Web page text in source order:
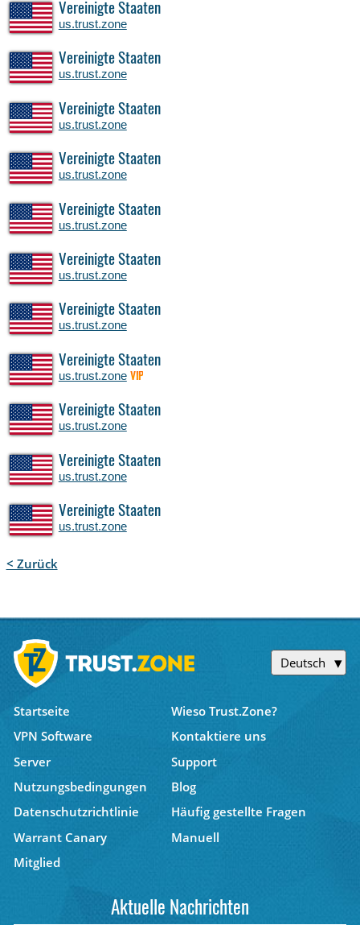
Vereinigte Staaten
us.trust.zone
Vereinigte Staaten
us.trust.zone
Vereinigte Staaten
us.trust.zone
Vereinigte Staaten
us.trust.zone
Vereinigte Staaten
us.trust.zone
Vereinigte Staaten
us.trust.zone
Vereinigte Staaten
us.trust.zone
Vereinigte Staaten
us.trust.zone VIP
Vereinigte Staaten
us.trust.zone
Vereinigte Staaten
us.trust.zone
Vereinigte Staaten
us.trust.zone
< Zurück
Deutsch
Startseite
Wieso Trust.Zone?
VPN Software
Kontaktiere uns
Server
Support
Nutzungsbedingungen
Blog
Datenschutzrichtlinie
Häufig gestellte Fragen
Warrant Canary
Manuell
Mitglied
Aktuelle Nachrichten